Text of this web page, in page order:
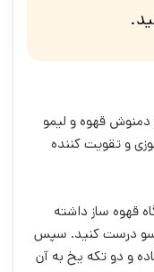
دمنوش قهوه و لیمو
و تقویت کننده
قهوه ساز داشته
درست کنید. سپس
و دو تکه یخ به آن